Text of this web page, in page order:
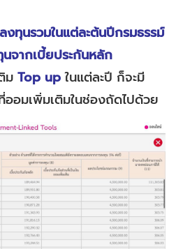
งทุนรวมในแต่ละต้นปีกรมธรรม์
จากเบี้ยประกันหลัก
ม Top up ในแต่ละปี ก็จะมี
อมเพิ่มเติมในช่องถัดไปด้วย